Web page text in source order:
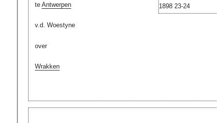
1898 23-24
te Antwerpen
v.d. Woestyne
over
Wrakken